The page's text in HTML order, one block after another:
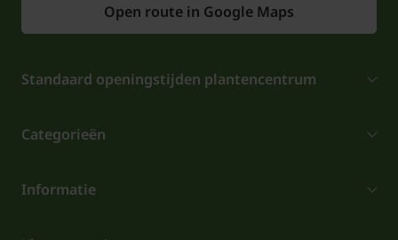
Open route in Google Maps
Standaard openingstijden plantencentrum
Categorieën
Informatie